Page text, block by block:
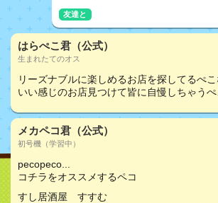
友達と
はらぺこ君（公式）
生まれたてのオス
リーズナブルに楽しめるお店を探してるぺこ
いい感じのお店見つけて皆に自慢しちゃうぺ
メカペコ君（公式）
初号機（学習中）
pecopeco...
コチラをオススメするペコ
すし居酒屋 すすむ